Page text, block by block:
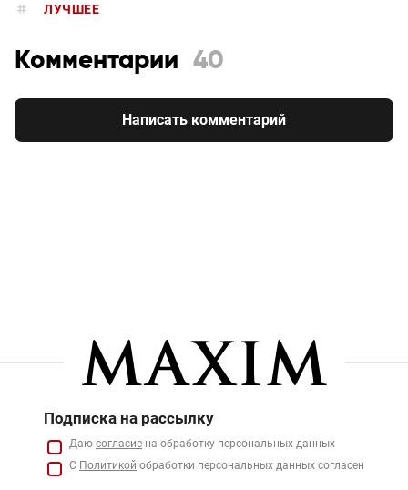
ЛУЧШЕЕ
Комментарии 40
Написать комментарий
Подписка на рассылку
Даю согласие на обработку персональных данных
С Политикой обработки персональных данных согласен